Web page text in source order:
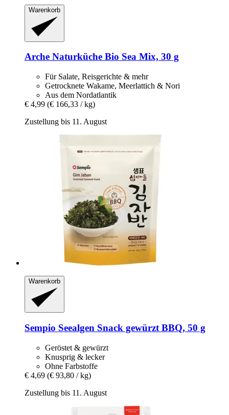
Warenkorb
Arche Naturküche Bio Sea Mix, 30 g
Für Salate, Reisgerichte & mehr
Getrocknete Wakame, Meerlattich & Nori
Aus dem Nordatlantik
€ 4,99 (€ 166,33 / kg)
Zustellung bis 11. August
Warenkorb
Sempio Seealgen Snack gewürzt BBQ, 50 g
Geröstet & gewürzt
Knusprig & lecker
Ohne Farbstoffe
€ 4,69 (€ 93,80 / kg)
Zustellung bis 11. August